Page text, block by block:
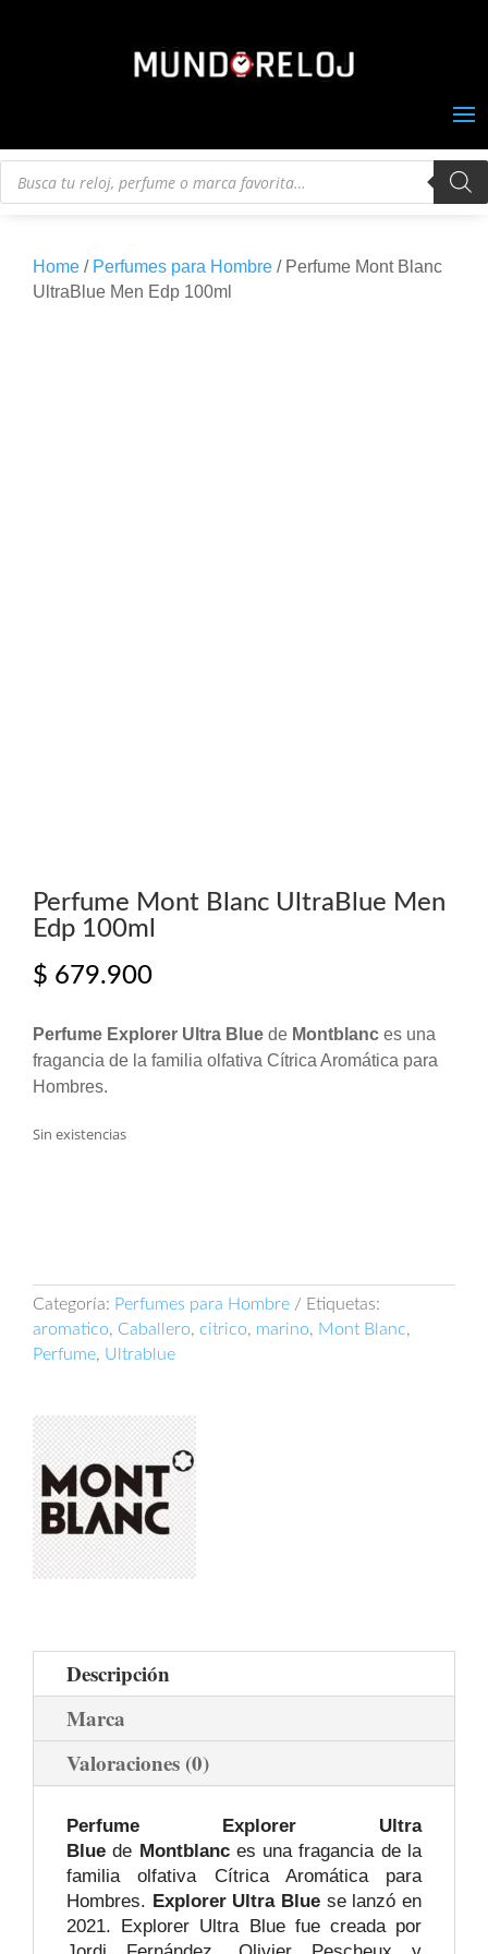
Búsqueda
Home / Perfumes para Hombre / Perfume Mont Blanc
UltraBlue Men Edp 100ml
Perfume Mont Blanc UltraBlue Men
Edp 100ml
$ 679.900
Perfume Explorer Ultra Blue de Montblanc es una
fragancia de la familia olfativa Cítrica Aromática para
Hombres.
Sin existencias
Categoría: Perfumes para Hombre
Etiquetas:
aromatico, Caballero, citrico, marino, Mont Blanc,
Perfume, Ultrablue
Descripción
Marca
Valoraciones (0)
Perfume Explorer Ultra
Blue de Montblances una fragancia de la
familia olfativa Cítrica Aromática para
Hombres. Explorer Ultra Blue se lanzó en
2021. Explorer Ultra Blue fue creada por